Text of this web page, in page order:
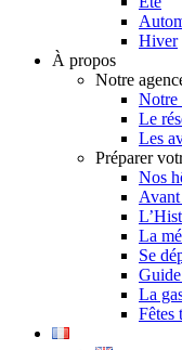
Hiver
À propos
Notre
Notre
Le
Les
Préparer
Nos
La
Se
La
Fêtes